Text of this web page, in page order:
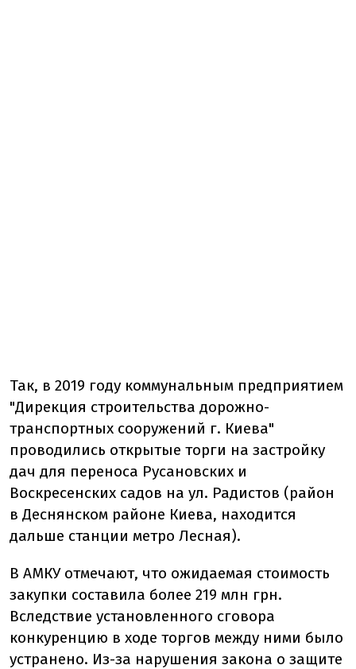
Так, в 2019 году коммунальным предприятием
"Дирекция строительства дорожно-
транспортных сооружений г. Киева"
проводились открытые торги на застройку
дач для переноса Русановских и
Воскресенских садов на ул. Радистов (район
в Деснянском районе Киева, находится
дальше станции метро Лесная).
В АМКУ отмечают, что ожидаемая стоимость
закупки составила более 219 млн грн.
Вследствие установленного сговора
конкуренцию в ходе торгов между ними было
устранено. Из-за нарушения закона о защите